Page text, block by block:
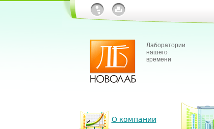
Лаборатории
нашего
времени
О компании